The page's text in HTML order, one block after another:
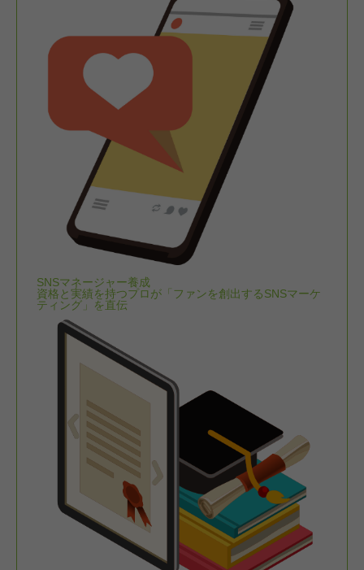
SNSマネージャー養成
資格と実績を持つプロが「ファンを創出するSNSマーケ
ティング」を直伝